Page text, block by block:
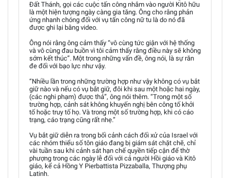
Đất Thánh, gọi các cuộc tấn công nhắm vào người Kitô hữu
là một hiện tượng ngày càng gia tăng. Ông cho rằng phản
ứng nhanh chóng đối với vụ tấn công nữ tu là do nó đã
được ghi lại bằng video.
Ông nói rằng ông cảm thấy “vô cùng tức giận với hệ thống
và vô cùng đau buồn vì tôi cảm thấy rằng điều này sẽ không
sớm kết thúc”. Một trong những vấn đề, ông nói, là sự răn
đe đối với bạo lực như vậy.
“Nhiều lần trong những trường hợp như vậy không có vụ bắt
giữ nào và nếu có vụ bắt giữ, đôi khi sau một hoặc hai ngày,
(các nghi phạm) được thả”, ông nói thêm. “Trong một số
trường hợp, cảnh sát không khuyến nghị bên công tố khởi
tố hoặc truy tố họ. Và trong một số trường hợp, khi có cáo
trạng, cáo trạng cũng rất nhẹ.”
Vụ bắt giữ diễn ra trong bối cảnh cách đối xử của Israel với
các nhóm thiểu số tôn giáo đang bị giám sát chặt chẽ, chỉ
vài tuần sau khi cảnh sát hạn chế quyền tiếp cận để thờ
phượng trong các ngày lễ đối với cả người Hồi giáo và Kitô
giáo, kể cả Hồng Y Pierbattista Pizzaballa, Thượng phụ
Latinh.